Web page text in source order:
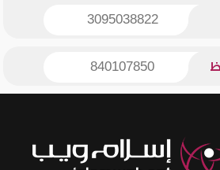
3095038822
840107850